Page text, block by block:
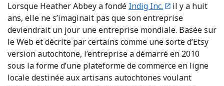
Lorsque Heather Abbey a fondé Indig Inc.
il y a huit
ans, elle ne s’imaginait pas que son entreprise
deviendrait un jour une entreprise mondiale. Basée sur
le Web et décrite par certains comme une sorte d’Etsy
version autochtone, l’entreprise a démarré en 2010
sous la forme d’une plateforme de commerce en ligne
locale destinée aux artisans autochtones voulant